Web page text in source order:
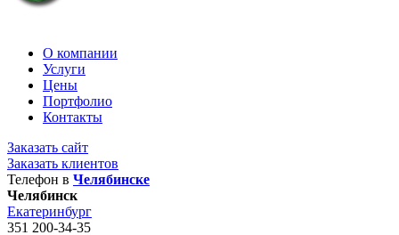
О компании
Услуги
Цены
Портфолио
Контакты
Заказать сайт
Заказать клиентов
Телефон в Челябинске
Челябинск
Екатеринбург
351 200-34-35